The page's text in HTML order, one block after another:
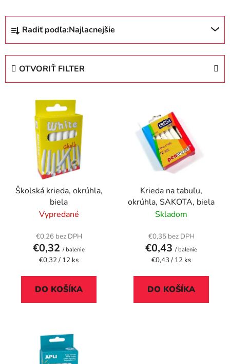
R
d
Radiť podľa:Najlacnejšie
OTVORIŤ FILTER
Školská krieda, okrúhla,
biela
Vypredané
€0,26 bez DPH
€0,32 / balenie
Jednotková
€0,32 / 12 ks
DO KOŠÍKA
Krieda na tabuľu,
okrúhla, SAKOTA, biela
Skladom
€0,35 bez DPH
€0,43 / balenie
Jednotková
€0,43 / 12 ks
DO KOŠÍKA